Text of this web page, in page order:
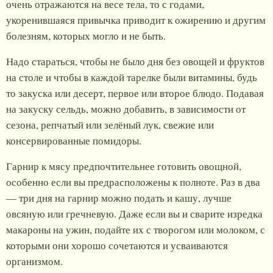
очень отражаются на весе тела, то с годами,
укоренившаяся привычка приводит к ожирению и другим
болезням, которых могло и не быть.
Надо стараться, чтобы не было дня без овощей и фруктов
на столе и чтобы в каждой тарелке были витамины, будь
то закуска или десерт, первое или второе блюдо. Подавая
на закуску сельдь, можно добавить, в зависимости от
сезона, репчатый или зелёный лук, свежие или
консервированные помидоры.
Гарнир к мясу предпочтительнее готовить овощной,
особенно если вы предрасположены к полноте. Раз в два
— три дня на гарнир можно подать и кашу, лучше
овсяную или гречневую. Даже если вы и сварите изредка
макароны на ужин, подайте их с творогом или молоком, с
которыми они хорошо сочетаются и усваиваются
организмом.